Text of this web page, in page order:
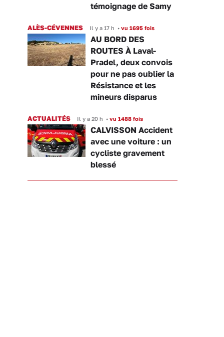
témoignage de Samy
ALÈS-CÉVENNES Il y a 17 h • vu 1695 fois
AU BORD DES
ROUTES À Laval-
Pradel, deux convois
pour ne pas oublier la
Résistance et les
mineurs disparus
ACTUALITÉS Il y a 20 h • vu 1488 fois
CALVISSON Accident
avec une voiture : un
cycliste gravement
blessé